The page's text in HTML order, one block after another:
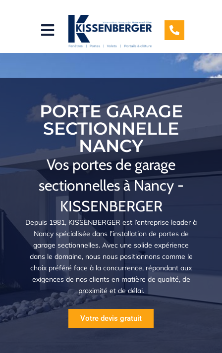
PORTE GARAGE
SECTIONNELLE
NANCY
Vos portes de garage
sectionnelles à Nancy -
KISSENBERGER
Depuis 1981, KISSENBERGER est l’entreprise leader à
Nancy spécialisée dans l’installation de portes de
garage sectionnelles. Avec une solide expérience
dans le domaine, nous nous positionnons comme le
choix préféré face à la concurrence, répondant aux
exigences de nos clients en matière de qualité, de
proximité et de délai.
Votre devis gratuit